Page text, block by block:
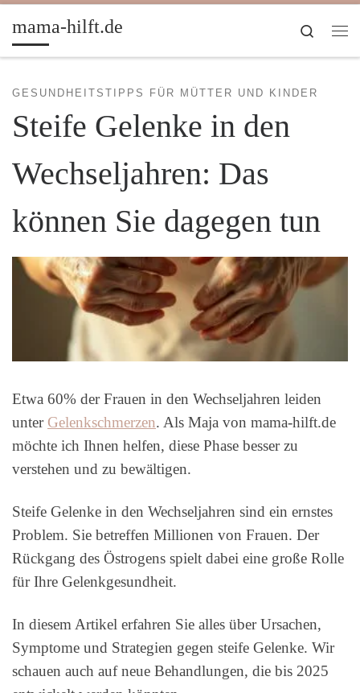
Zum Inhalt springen
mama-hilft.de
Search
GESUNDHEITSTIPPS FÜR MÜTTER UND KINDER
Steife Gelenke in den
Wechseljahren: Das
können Sie dagegen tun
Etwa 60% der Frauen in den Wechseljahren leiden
unter Gelenkschmerzen. Als Maja von mama-hilft.de
möchte ich Ihnen helfen, diese Phase besser zu
verstehen und zu bewältigen.
Steife Gelenke in den Wechseljahren sind ein ernstes
Problem. Sie betreffen Millionen von Frauen. Der
Rückgang des Östrogens spielt dabei eine große Rolle
für Ihre Gelenkgesundheit.
In diesem Artikel erfahren Sie alles über Ursachen,
Symptome und Strategien gegen steife Gelenke. Wir
schauen auch auf neue Behandlungen, die bis 2025